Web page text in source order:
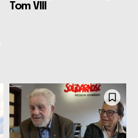
Tom VIII